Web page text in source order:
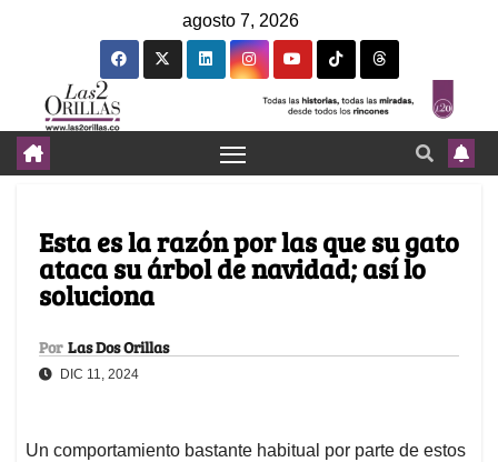
agosto 7, 2026
Esta es la razón por las que su gato
ataca su árbol de navidad; así lo
soluciona
Por Las Dos Orillas
DIC 11, 2024
Un comportamiento bastante habitual por parte de estos